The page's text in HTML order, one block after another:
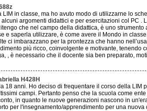
in classe, ma ho avuto modo di utilizzarne lo
argomenti didattici e per esercitazioni col PC .
che nel campo della didattica, è uno strumento
e saperla utilizzare, è come avere il Mondo in
ci imbarazzano per la prontezza che hanno
più ricco, coinvolgente e motivante, tenendo
, è necessario che il docente sia ben preparato,
H428H
18 anni. Ho deciso di frequentare il corso della LIM
campi. Pertanto penso che la scuola come
in quanto le nuove generazioni nascono in
per l'insegnamento/apprendimento per una nuova